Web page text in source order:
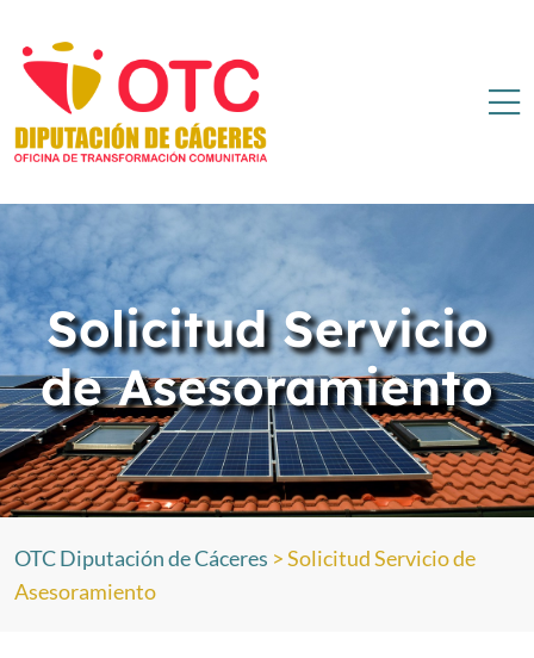
Solicitud Servicio
de Asesoramiento
OTC Diputación de Cáceres >Solicitud Servicio de
Asesoramiento